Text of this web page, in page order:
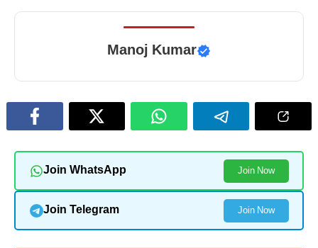
Manoj Kumar
Join WhatsApp Join Now
Join Telegram Join Now